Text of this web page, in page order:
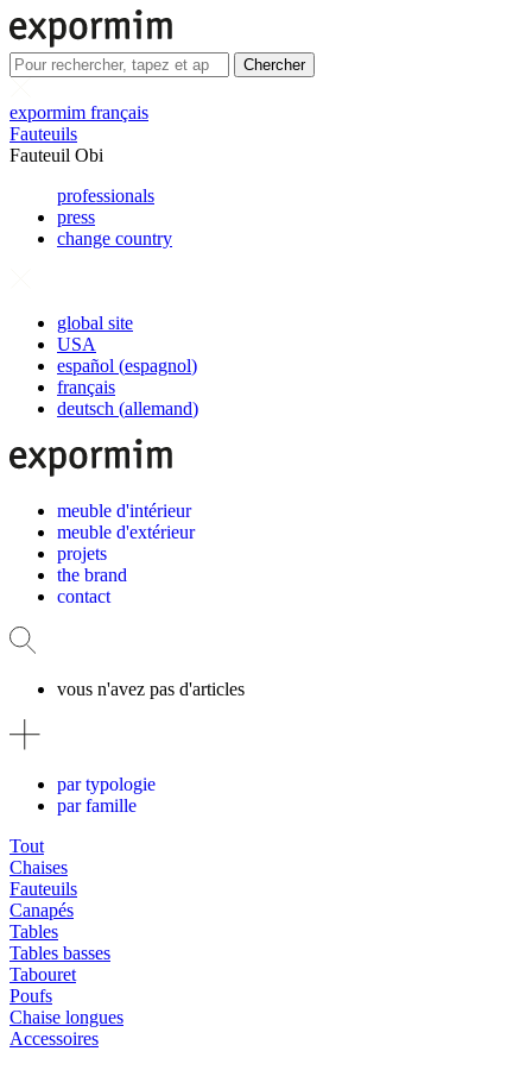
Chercher
expormim français
Fauteuils
Fauteuil Obi
professionals
press
change country
global site
USA
español (espagnol)
français
deutsch (allemand)
meuble d'intérieur
meuble d'extérieur
projets
the brand
contact
vous n'avez pas d'articles
par typologie
par famille
Tout
Chaises
Fauteuils
Canapés
Tables
Tables basses
Tabouret
Poufs
Chaise longues
Accessoires